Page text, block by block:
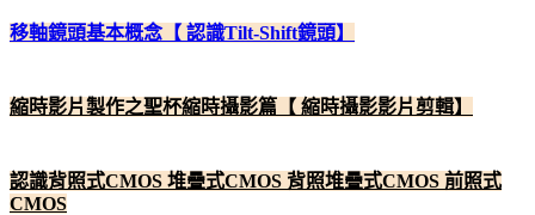
移軸鏡頭基本概念【 認識Tilt-Shift鏡頭】
縮時影片製作之聖杯縮時攝影篇【 縮時攝影影片剪輯】
認識背照式CMOS 堆疊式CMOS 背照堆疊式CMOS 前照式
CMOS